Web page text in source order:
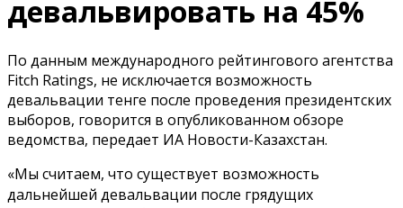
девальвировать на 45%
По данным международного рейтингового агентства
Fitch Ratings, не исключается возможность
девальвации тенге после проведения президентских
выборов, говорится в опубликованном обзоре
ведомства, передает ИА Новости-Казахстан.
«Мы считаем, что существует возможность
дальнейшей девальвации после грядущих